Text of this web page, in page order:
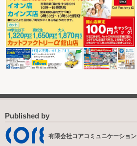
Published by
有限会社コアコミュニケーション